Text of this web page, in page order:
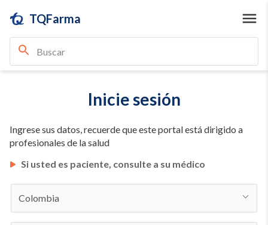
TQFarma
Inicie sesión
Ingrese sus datos, recuerde que este portal está dirigido a
profesionales de la salud
Si usted es paciente, consulte a su médico